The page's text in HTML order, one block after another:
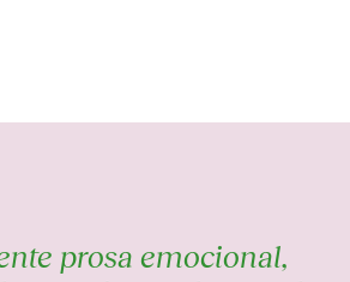
prosa emocional,